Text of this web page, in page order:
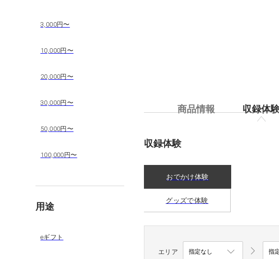
3,000円〜
10,000円〜
20,000円〜
30,000円〜
50,000円〜
100,000円〜
用途
eギフト
商品情報 収録体
収録体験
おでかけ体験
グッズで体験
エリア